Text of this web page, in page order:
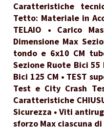
Caratteristiche
Tetto: Materiale in
TELAIO • Carico
Dimensione Max
tondo e 6x10 CM
Sezione Ruote Bici 55
Bici 125 CM • TEST
Test e City Crash
Caratteristiche
Sicurezza • Viti
sforzo Max ciascuna di